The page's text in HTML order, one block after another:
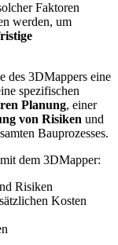
Faktoren
werden, um
des 3DMappers eine
spezifischen
Planung, einer
von Risiken und
Bauprozesses.
dem 3DMapper:
Risiken
Kosten